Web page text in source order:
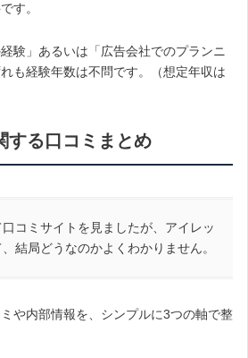
す。
験」あるいは「広告会社でのプランニ
も経験年数は不問です。（想定年収は
する口コミまとめ
コミサイトを見ましたが、アイレッ
結局どうなのかよくわかりません。
や内部情報を、シンプルに3つの軸で整